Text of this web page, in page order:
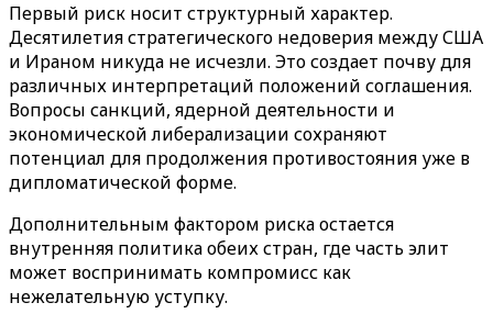
Первый риск носит структурный характер.
Десятилетия стратегического недоверия между США
и Ираном никуда не исчезли. Это создает почву для
различных интерпретаций положений соглашения.
Вопросы санкций, ядерной деятельности и
экономической либерализации сохраняют
потенциал для продолжения противостояния уже в
дипломатической форме.
Дополнительным фактором риска остается
внутренняя политика обеих стран, где часть элит
может воспринимать компромисс как
нежелательную уступку.